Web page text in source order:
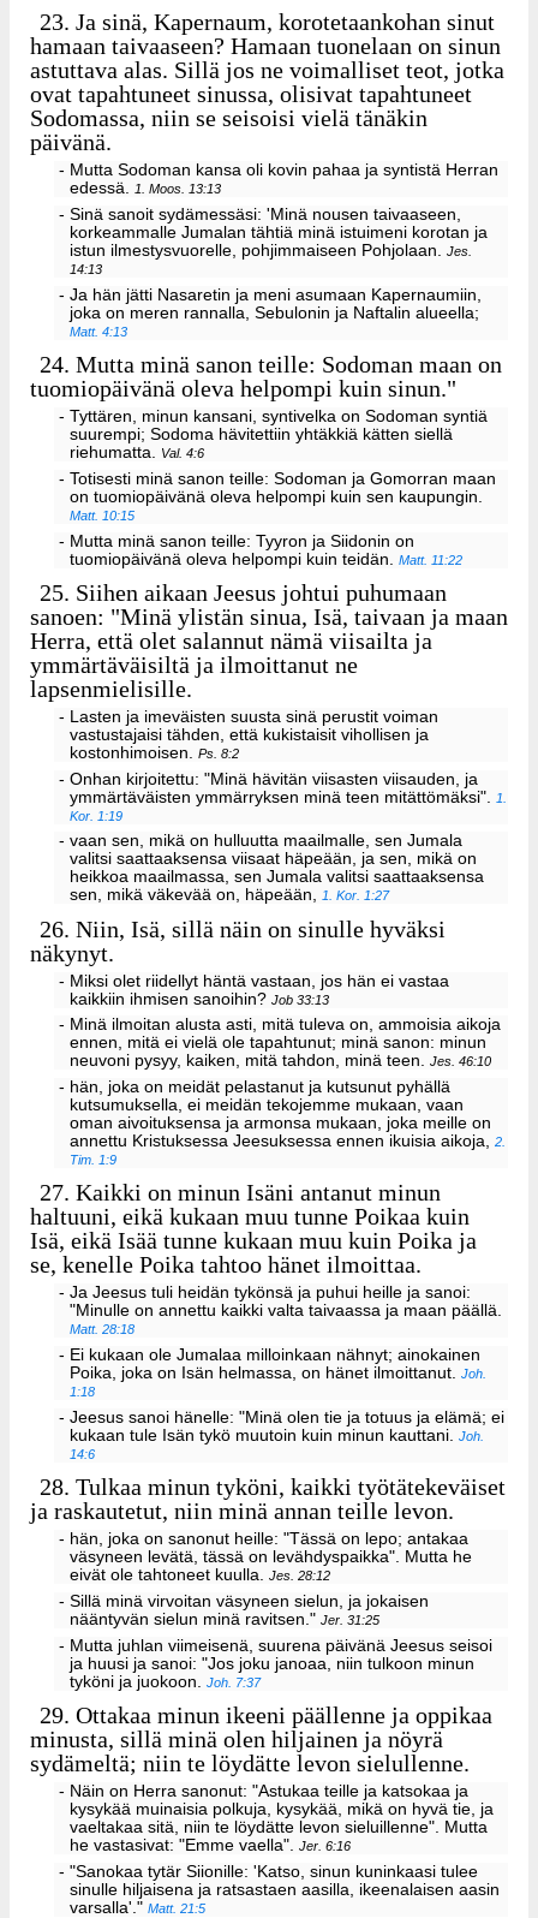
23. Ja sinä, Kapernaum, korotetaankohan sinut
hamaan taivaaseen? Hamaan tuonelaan on sinun
astuttava alas. Sillä jos ne voimalliset teot, jotka
ovat tapahtuneet sinussa, olisivat tapahtuneet
Sodomassa, niin se seisoisi vielä tänäkin
päivänä.
- Mutta Sodoman kansa oli kovin pahaa ja syntistä Herran
edessä.1. Moos. 13:13
- Sinä sanoit sydämessäsi: 'Minä nousen taivaaseen,
korkeammalle Jumalan tähtiä minä istuimeni korotan ja
istun ilmestysvuorelle, pohjimmaiseen Pohjolaan.Jes.
14:13
- Ja hän jätti Nasaretin ja meni asumaan Kapernaumiin,
joka on meren rannalla, Sebulonin ja Naftalin alueella;
Matt. 4:13
24. Mutta minä sanon teille: Sodoman maan on
tuomiopäivänä oleva helpompi kuin sinun."
- Tyttären, minun kansani, syntivelka on Sodoman syntiä
suurempi; Sodoma hävitettiin yhtäkkiä kätten siellä
riehumatta. Val. 4:6
- Totisesti minä sanon teille: Sodoman ja Gomorran maan
on tuomiopäivänä oleva helpompi kuin sen kaupungin.
Matt. 10:15
- Mutta minä sanon teille: Tyyron ja Siidonin on
tuomiopäivänä oleva helpompi kuin teidän.Matt. 11:22
25. Siihen aikaan Jeesus johtui puhumaan
sanoen: "Minä ylistän sinua, Isä, taivaan ja maan
Herra, että olet salannut nämä viisailta ja
ymmärtäväisiltä ja ilmoittanut ne
lapsenmielisille.
- Lasten ja imeväisten suusta sinä perustit voiman
vastustajaisi tähden, että kukistaisit vihollisen ja
kostonhimoisen.Ps. 8:2
- Onhan kirjoitettu: "Minä hävitän viisasten viisauden, ja
ymmärtäväisten ymmärryksen minä teen mitättömäksi".
1.
Kor. 1:19
- vaan sen, mikä on hulluutta maailmalle, sen Jumala
valitsi saattaaksensa viisaat häpeään, ja sen, mikä on
heikkoa maailmassa, sen Jumala valitsi saattaaksensa
sen, mikä väkevää on, häpeään,1. Kor. 1:27
26. Niin, Isä, sillä näin on sinulle hyväksi
näkynyt.
- Miksi olet riidellyt häntä vastaan, jos hän ei vastaa
kaikkiin ihmisen sanoihin?Job 33:13
- Minä ilmoitan alusta asti, mitä tuleva on, ammoisia aikoja
ennen, mitä ei vielä ole tapahtunut; minä sanon: minun
neuvoni pysyy, kaiken, mitä tahdon, minä teen.Jes. 46:10
- hän, joka on meidät pelastanut ja kutsunut pyhällä
kutsumuksella, ei meidän tekojemme mukaan, vaan
oman aivoituksensa ja armonsa mukaan, joka meille on
annettu Kristuksessa Jeesuksessa ennen ikuisia aikoja,2.
Tim. 1:9
27. Kaikki on minun Isäni antanut minun
haltuuni, eikä kukaan muu tunne Poikaa kuin
Isä, eikä Isää tunne kukaan muu kuin Poika ja
se, kenelle Poika tahtoo hänet ilmoittaa.
- Ja Jeesus tuli heidän tykönsä ja puhui heille ja sanoi:
"Minulle on annettu kaikki valta taivaassa ja maan päällä.
Matt. 28:18
- Ei kukaan ole Jumalaa milloinkaan nähnyt; ainokainen
Poika, joka on Isän helmassa, on hänet ilmoittanut.Joh.
1:18
- Jeesus sanoi hänelle: "Minä olen tie ja totuus ja elämä; ei
kukaan tule Isän tykö muutoin kuin minun kauttani.Joh.
14:6
28. Tulkaa minun tyköni, kaikki työtätekeväiset
ja raskautetut, niin minä annan teille levon.
- hän, joka on sanonut heille: "Tässä on lepo; antakaa
väsyneen levätä, tässä on levähdyspaikka". Mutta he
eivät ole tahtoneet kuulla.Jes. 28:12
- Sillä minä virvoitan väsyneen sielun, ja jokaisen
nääntyvän sielun minä ravitsen."Jer. 31:25
- Mutta juhlan viimeisenä, suurena päivänä Jeesus seisoi
ja huusi ja sanoi: "Jos joku janoaa, niin tulkoon minun
tyköni ja juokoon.Joh. 7:37
29. Ottakaa minun ikeeni päällenne ja oppikaa
minusta, sillä minä olen hiljainen ja nöyrä
sydämeltä; niin te löydätte levon sielullenne.
- Näin on Herra sanonut: "Astukaa teille ja katsokaa ja
kysykää muinaisia polkuja, kysykää, mikä on hyvä tie, ja
vaeltakaa sitä, niin te löydätte levon sieluillenne". Mutta
he vastasivat: "Emme vaella".Jer. 6:16
- "Sanokaa tytär Siionille: 'Katso, sinun kuninkaasi tulee
sinulle hiljaisena ja ratsastaen aasilla, ikeenalaisen aasin
varsalla'."Matt. 21:5